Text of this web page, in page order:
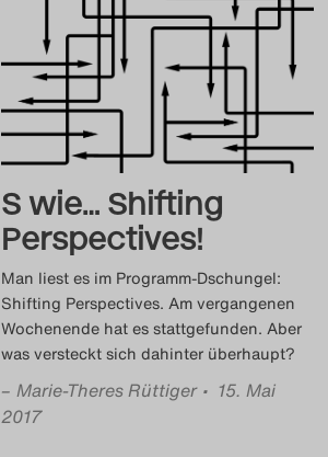
S wie… Shifting
Perspectives!
Man liest es im Programm-Dschungel:
Shifting Perspectives. Am vergangenen
Wochenende hat es stattgefunden. Aber
was versteckt sich dahinter überhaupt?
– Marie-Theres Rüttiger • 15. Mai
2017